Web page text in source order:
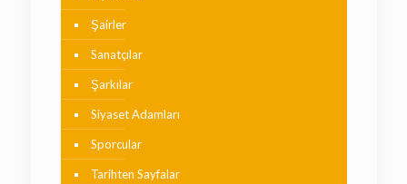
Şairler
Sanatçılar
Şarkılar
Siyaset Adamları
Sporcular
Tarihten Sayfalar